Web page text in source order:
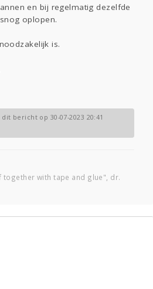
en bij regelmatig dezelfde
oplopen.
is.
bericht op 30-07-2023 20:41
with tape and glue", dr.